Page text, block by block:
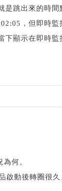
是跳出來的時間
，但即時監
下顯示在即時監
何。
啟動後轉圈很